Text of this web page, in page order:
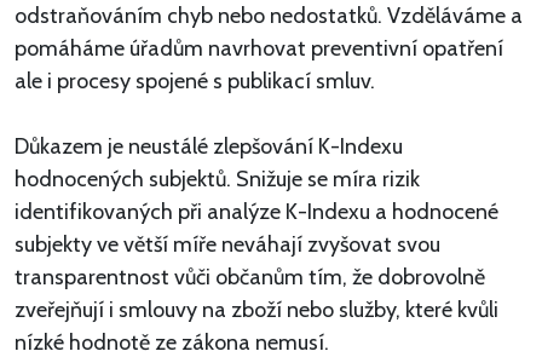
odstraňováním chyb nebo nedostatků. Vzděláváme a
pomáháme úřadům navrhovat preventivní opatření
ale i procesy spojené s publikací smluv.
Důkazem je neustálé zlepšování K-Indexu
hodnocených subjektů. Snižuje se míra rizik
identifikovaných při analýze K-Indexu a hodnocené
subjekty ve větší míře neváhají zvyšovat svou
transparentnost vůči občanům tím, že dobrovolně
zveřejňují i smlouvy na zboží nebo služby, které kvůli
nízké hodnotě ze zákona nemusí.